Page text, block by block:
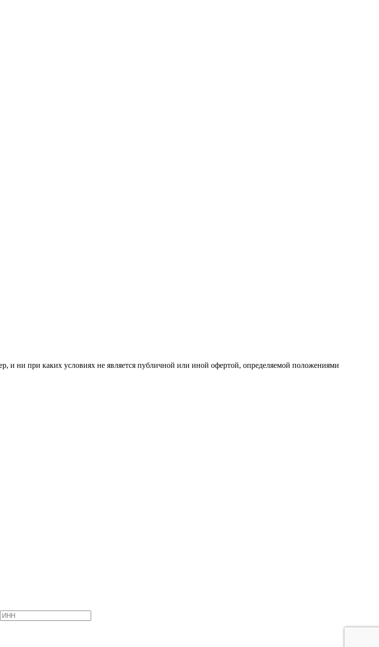
и ни при каких условиях не является публичной или иной офертой, определяемой положениями